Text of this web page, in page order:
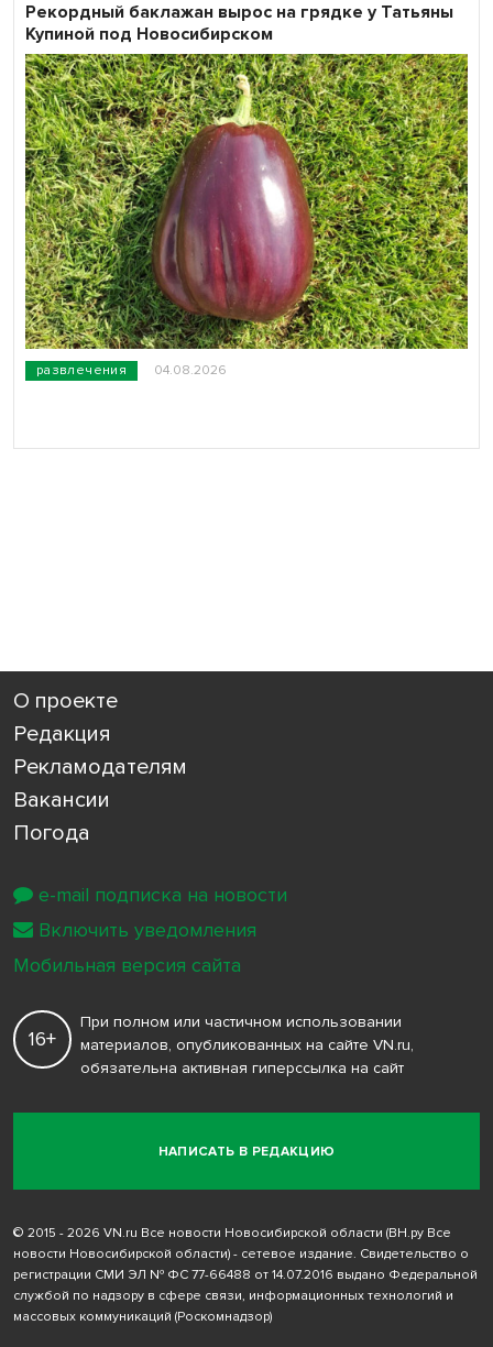
развлечения 04.08.2026
Рекордный баклажан вырос на грядке у Татьяны
Купиной под Новосибирском
О проекте
Редакция
Рекламодателям
Вакансии
Погода
НАПИСАТЬ В РЕДАКЦИЮ
16+
При полном или частичном использовании
материалов, опубликованных на сайте VN.ru,
обязательна активная гиперссылка на сайт
© 2015 - 2026 VN.ru Все новости Новосибирской области (ВН.ру Все
новости Новосибирской области) - сетевое издание. Свидетельство о
регистрации СМИ ЭЛ № ФС 77-66488 от 14.07.2016 выдано Федеральной
службой по надзору в сфере связи, информационных технологий и
массовых коммуникаций (Роскомнадзор)
e-mail подписка на новости
Включить уведомления
Мобильная версия сайта